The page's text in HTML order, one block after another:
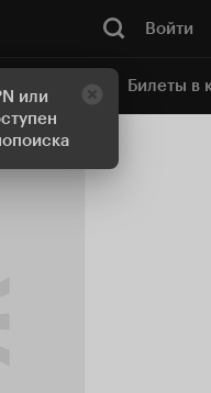
или
Войти
Билеты в